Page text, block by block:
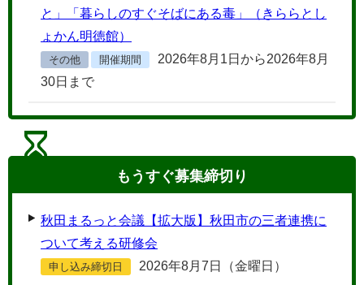
と」「暮らしのすぐそばにある毒」（きららとし
ょかん明徳館）
その他 開催期間
2026年8月1日から2026年8月
30日まで
もうすぐ募集締切り
秋田まるっと会議【拡大版】秋田市の三者連携に
ついて考える研修会
申し込み締切日 2026年8月7日（金曜日）